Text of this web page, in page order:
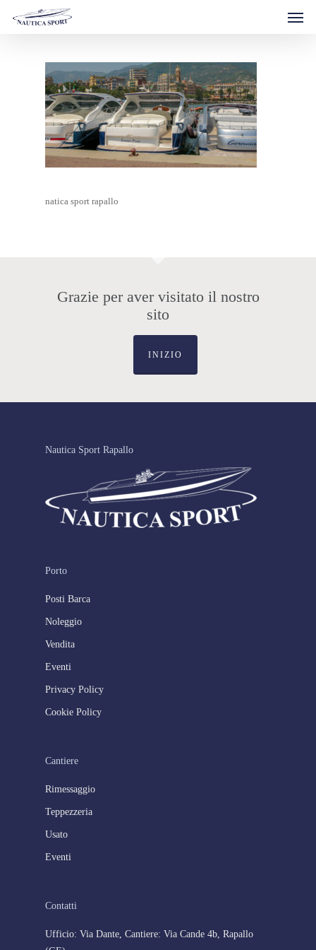
Menu
natica sport rapallo
Grazie per aver visitato il nostro
sito
INIZIO
Nautica Sport Rapallo
Porto
Posti Barca
Noleggio
Vendita
Eventi
Privacy Policy
Cookie Policy
Cantiere
Rimessaggio
Teppezzeria
Usato
Eventi
Contatti
Ufficio: Via Dante, Cantiere: Via Cande 4b, Rapallo